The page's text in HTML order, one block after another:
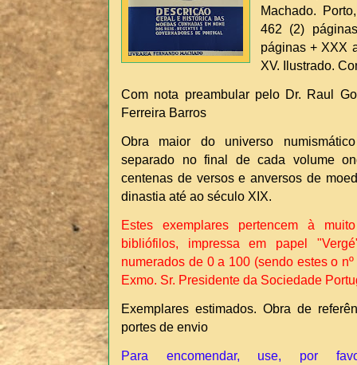
Machado.
462 (2)
páginas + XXX
XV. Ilustrado.
Com nota preambular pelo Dr. Raul
Ferreira Barros
Obra maior do universo
separado no final de cada volume
centenas de versos e anversos de
dinastia até ao século XIX.
Estes exemplares pertencem à
bibliófilos, impressa em papel
numerados de 0 a 100 (sendo estes o
Exmo. Sr. Presidente da Sociedade
Exemplares estimados. Obra de
portes de envio
Para encomendar, use, por